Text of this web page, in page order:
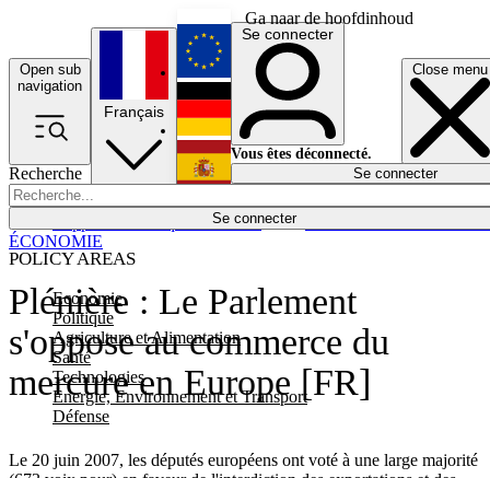
Ga naar de hoofdinhoud
Open sub
navigation
Close menu
Recherche
Se connecter
POLICY AREAS
Economie
Politique
Agriculture et Alimentation
Santé
Technologies
Energie, Environnement et Transport
Défense
Économie
Français
English
Deutsch
Español
Se connecter
Vous êtes déconnecté.
Se connecter
Plénière : Le Parlement
s'oppose au commerce du
mercure en Europe [FR]
Le 20 juin 2007, les députés européens ont voté à une large majorité
ÉCONOMIE